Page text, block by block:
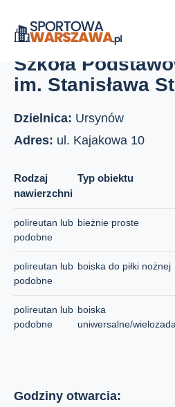
Strona główna
Boiska szkolne
Szkoła Podstawowa nr 384 im.
Szkoła
im. Stanisława
Dzielnica: Ursynów
Adres: ul. Kajakowa 10
Rodzaj
nawierzchni
Typ obiektu
polireutan lub
podobne
bieżnie proste
polireutan lub
podobne
boiska do piłki nożnej
polireutan lub
podobne
boiska
uniwersalne/
Godziny otwarcia: